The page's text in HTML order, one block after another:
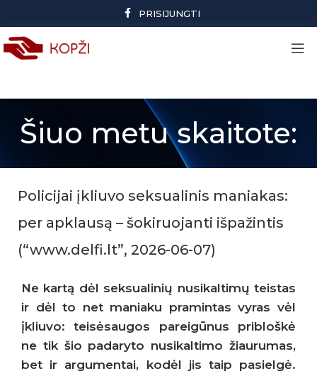
PRISIJUNGTI
Šiuo metu skaitote:
Policijai įkliuvo seksualinis maniakas:
per apklausą – šokiruojanti išpažintis
(“www.delfi.lt”, 2026-06-07)
Ne kartą dėl seksualinių nusikaltimų teistas
ir dėl to net maniaku pramintas vyras vėl
įkliuvo: teisėsaugos pareigūnus pribloškė
ne tik šio padaryto nusikaltimo žiaurumas,
bet ir argumentai, kodėl jis taip pasielgė.